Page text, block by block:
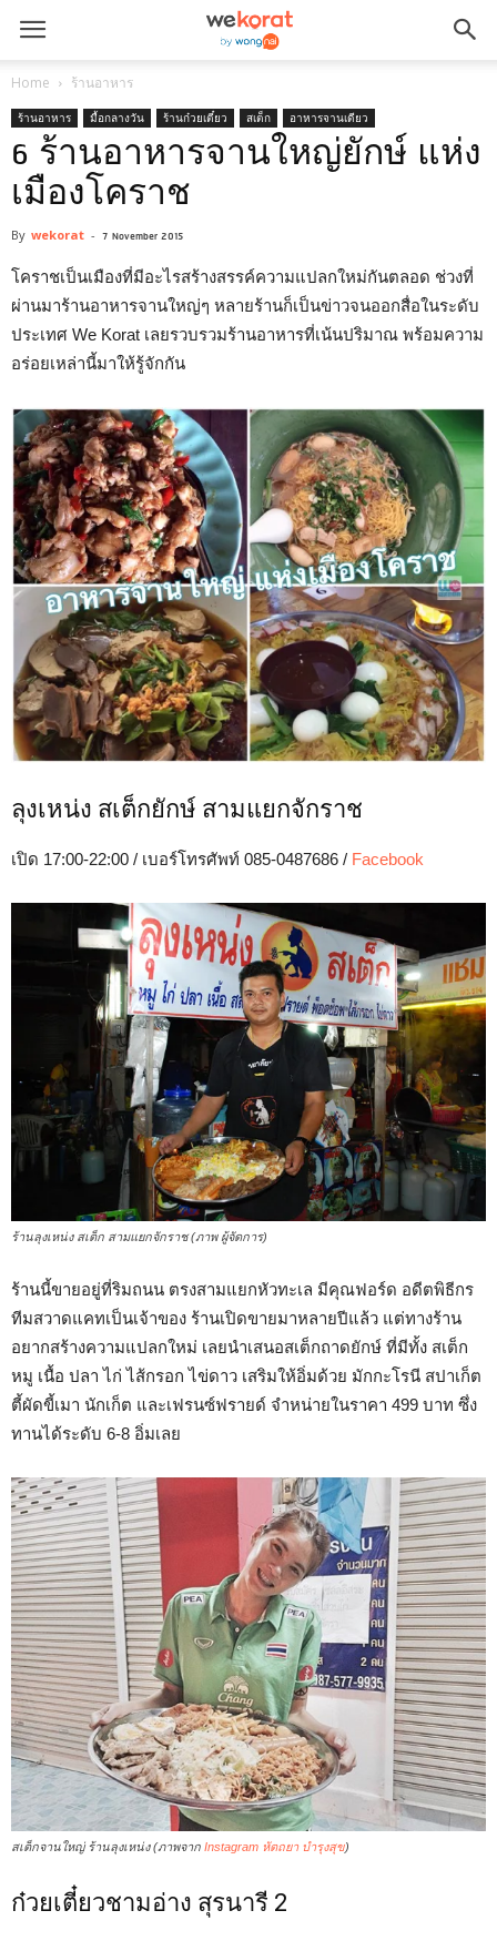
Home ร้านอาหาร
ร้านอาหาร มื้อกลางวัน ร้านก๋วยเตี๋ยว สเต็ก อาหารจานเดียว
6 ร้านอาหารจานใหญ่ยักษ์ แห่ง
เมืองโคราช
By wekorat - 7 November 2015
โคราชเป็นเมืองที่มีอะไรสร้างสรรค์ความแปลกใหม่กันตลอด ช่วงที่
ผ่านมาร้านอาหารจานใหญ่ๆ หลายร้านก็เป็นข่าวจนออกสื่อในระดับ
ประเทศ We Korat เลยรวบรวมร้านอาหารที่เน้นปริมาณ พร้อมความ
อร่อยเหล่านี้มาให้รู้จักกัน
ลุงเหน่ง สเต็กยักษ์ สามแยกจักราช
เปิด 17:00-22:00 / เบอร์โทรศัพท์ 085-0487686 / Facebook
ร้านลุงเหน่ง สเต็ก สามแยกจักราช (ภาพ ผู้จัดการ)
ร้านนี้ขายอยู่ที่ริมถนน ตรงสามแยกหัวทะเล มีคุณฟอร์ด อดีตพิธีกร
ทีมสวาดแคทเป็นเจ้าของ ร้านเปิดขายมาหลายปีแล้ว แต่ทางร้าน
อยากสร้างความแปลกใหม่ เลยนำเสนอสเต็กถาดยักษ์ ที่มีทั้ง สเต็ก
หมู เนื้อ ปลา ไก่ ไส้กรอก ไข่ดาว เสริมให้อิ่มด้วย มักกะโรนี สปาเก็ต
ตี้ผัดขี้เมา นักเก็ต และเฟรนซ์ฟรายด์ จำหน่ายในราคา 499 บาท ซึ่ง
ทานได้ระดับ 6-8 อิ่มเลย
สเต็กจานใหญ่ ร้านลุงเหน่ง (ภาพจาก Instagram หัตถยา บำรุงสุข)
ก๋วยเตี๋ยวชามอ่าง สุรนารี 2